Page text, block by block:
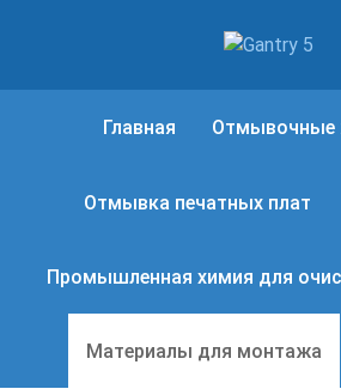
Главная Отмывочные
Отмывка печатных плат
Промышленная химия для
Материалы для монтажа